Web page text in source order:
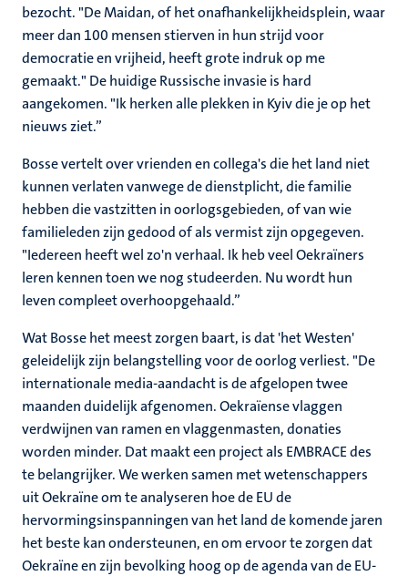
bezocht. "De Maidan, of het onafhankelijkheidsplein, waar
meer dan 100 mensen stierven in hun strijd voor
democratie en vrijheid, heeft grote indruk op me
gemaakt." De huidige Russische invasie is hard
aangekomen. "Ik herken alle plekken in Kyiv die je op het
nieuws ziet.”
Bosse vertelt over vrienden en collega's die het land niet
kunnen verlaten vanwege de dienstplicht, die familie
hebben die vastzitten in oorlogsgebieden, of van wie
familieleden zijn gedood of als vermist zijn opgegeven.
"Iedereen heeft wel zo'n verhaal. Ik heb veel Oekraïners
leren kennen toen we nog studeerden. Nu wordt hun
leven compleet overhoopgehaald.”
Wat Bosse het meest zorgen baart, is dat 'het Westen'
geleidelijk zijn belangstelling voor de oorlog verliest. "De
internationale media-aandacht is de afgelopen twee
maanden duidelijk afgenomen. Oekraïense vlaggen
verdwijnen van ramen en vlaggenmasten, donaties
worden minder. Dat maakt een project als EMBRACE des
te belangrijker. We werken samen met wetenschappers
uit Oekraïne om te analyseren hoe de EU de
hervormingsinspanningen van het land de komende jaren
het beste kan ondersteunen, en om ervoor te zorgen dat
Oekraïne en zijn bevolking hoog op de agenda van de EU-